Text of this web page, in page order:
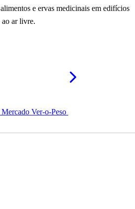
de Porto Grande
e ervas medicinais em edifícios
ao ar livre.
Ver-o-Peso